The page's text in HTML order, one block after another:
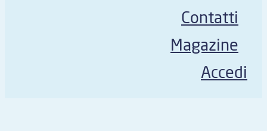
Contatti
Magazine
Accedi